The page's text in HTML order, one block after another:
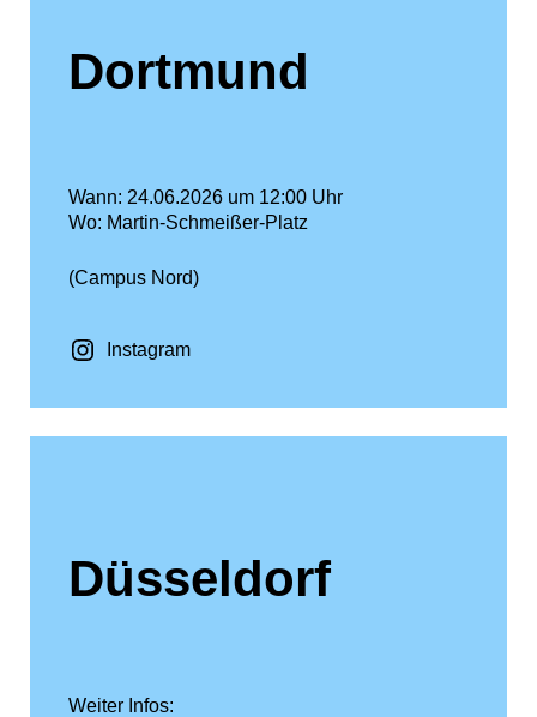
Dortmund
Wann: 24.06.2026 um 12:00 Uhr
Wo: Martin-Schmeißer-Platz
(Campus Nord)
Instagram
Düsseldorf
Weiter Infos: